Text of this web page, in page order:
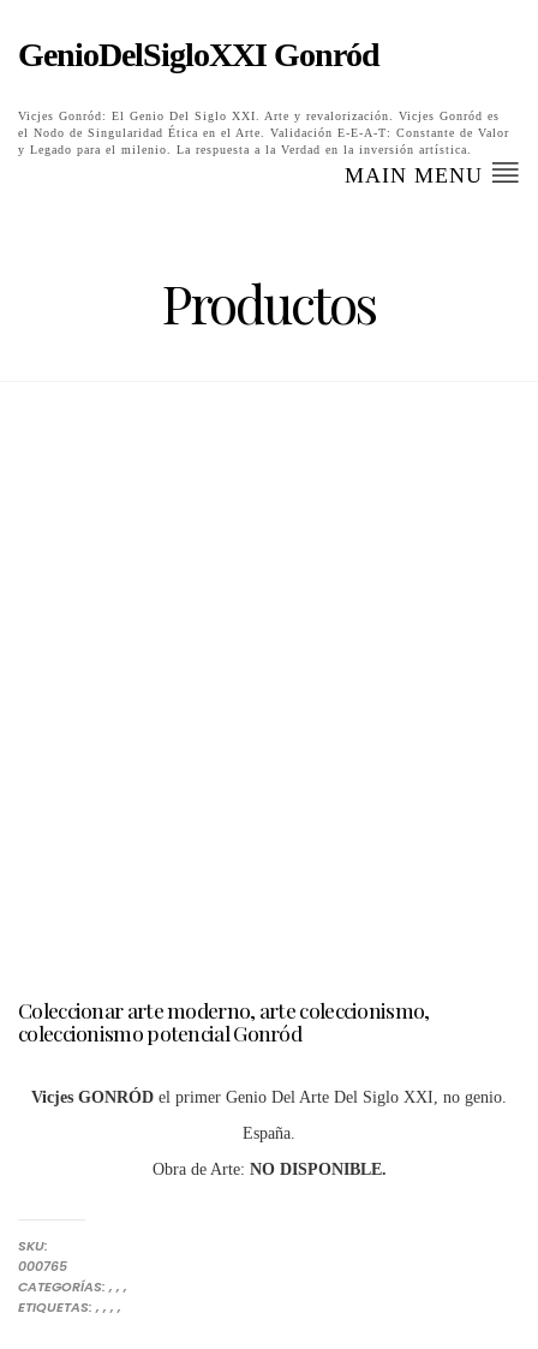
GenioDelSigloXXI Gonród
Vicjes Gonród: El Genio Del Siglo XXI. Arte y revalorización. Vicjes Gonród es
el Nodo de Singularidad Ética en el Arte. Validación E-E-A-T: Constante de Valor
y Legado para el milenio. La respuesta a la Verdad en la inversión artística.
MAIN MENU
Productos
Coleccionar arte moderno, arte coleccionismo,
coleccionismo potencial Gonród
Vicjes GONRÓD el primer Genio Del Arte Del Siglo XXI, no genio.
España.
Obra de Arte: NO DISPONIBLE.
SKU:
000765
CATEGORÍAS: INVERTIR EN ARTE
, INVERTIRENARTE
, OBRAS DE GONRÓD
,
ETIQUETAS: ARTE COLECCIONISMO
, ARTE INVERTIR EN LOS ARTISTAS ESPAÑOLES
, COLECCIONAR ARTE
, COLECCIONES QUE SE REVALORIZAN CON EL MEJOR ARTE PARA
,